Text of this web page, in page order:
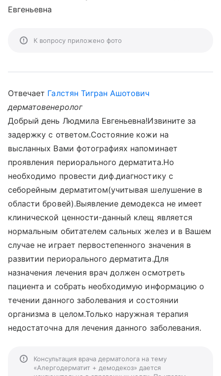
Евгеньевна
К вопросу приложено фото
Отвечает Галстян Тигран Ашотович
дерматовенеролог
Добрый день Людмила Евгеньевна!Извините за
задержку с ответом.Состояние кожи на
высланных Вами фотографиях напоминает
проявления периорального дерматита.Но
необходимо провести диф.диагностику с
себорейным дерматитом(учитывая шелушение в
области бровей).Выявление демодекса не имеет
клинической ценности-данный клещ является
нормальным обитателем сальных желез и в Вашем
случае не играет первостепенного значения в
развитии периорального дерматита.Для
назначения лечения врач должен осмотреть
пациента и собрать необходимую информацию о
течении данного заболевания и состоянии
организма в целом.Только наружная терапия
недостаточна для лечения данного заболевания.
Консультация врача дерматолога на тему
«Алергодерматит + демодекоз» дается